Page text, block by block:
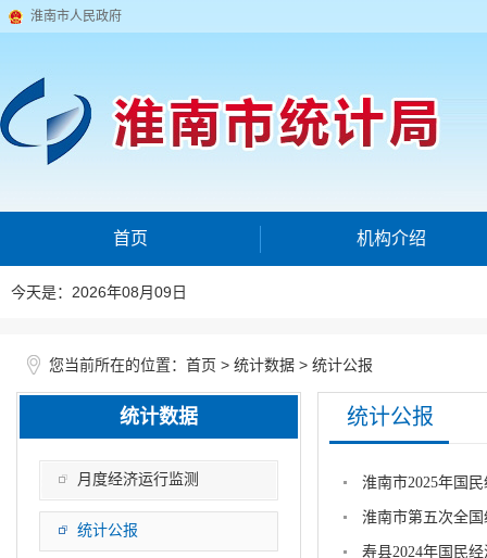
淮南市人民政府
首页 机构介绍
今天是：2026年08月09日
您当前所在的位置： 首页 > 统计数据 > 统计公报
统计数据
月度经济运行监测
统计公报
统计公报
淮南市2025年国
淮南市第五次全
寿县2024年国民